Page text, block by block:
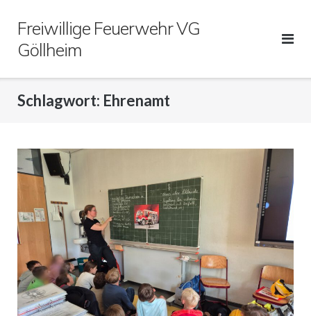
Freiwillige Feuerwehr VG
Göllheim
Schlagwort: Ehrenamt